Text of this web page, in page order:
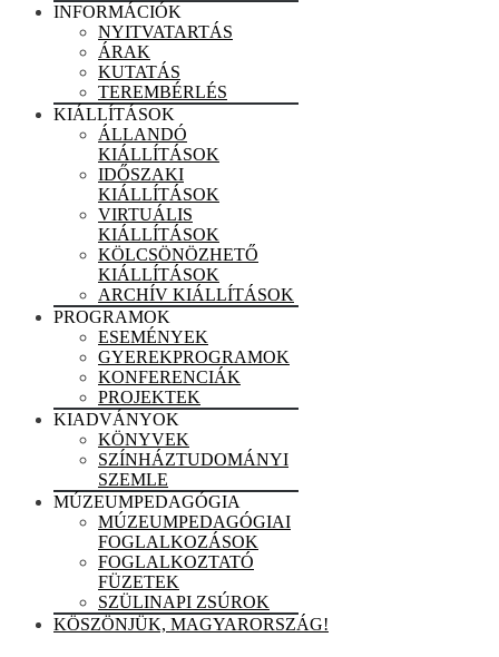
INFORMÁCIÓK
NYITVATARTÁS
ÁRAK
KUTATÁS
TEREMBÉRLÉS
KIÁLLÍTÁSOK
ÁLLANDÓ
KIÁLLÍTÁSOK
IDŐSZAKI
KIÁLLÍTÁSOK
VIRTUÁLIS
KIÁLLÍTÁSOK
KÖLCSÖNÖZHETŐ
KIÁLLÍTÁSOK
ARCHÍV KIÁLLÍTÁSOK
PROGRAMOK
ESEMÉNYEK
GYEREKPROGRAMOK
KONFERENCIÁK
PROJEKTEK
KIADVÁNYOK
KÖNYVEK
SZÍNHÁZTUDOMÁNYI
SZEMLE
MÚZEUMPEDAGÓGIA
MÚZEUMPEDAGÓGIAI
FOGLALKOZÁSOK
FOGLALKOZTATÓ
FÜZETEK
SZÜLINAPI ZSÚROK
KÖSZÖNJÜK, MAGYARORSZÁG!